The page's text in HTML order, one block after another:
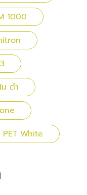
1000
ดำ
PET White